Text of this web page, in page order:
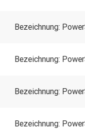
Bezeichnung:
Bezeichnung:
Bezeichnung:
Bezeichnung: